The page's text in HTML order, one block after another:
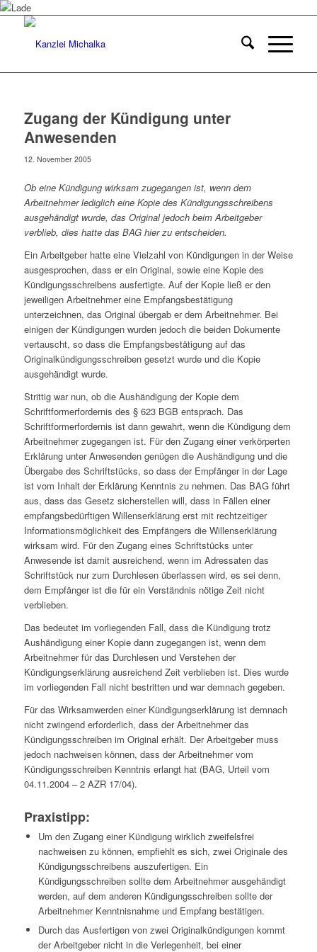
Zugang der Kündigung unter
Anwesenden
12. November 2005
Ob eine Kündigung wirksam zugegangen ist, wenn dem
Arbeitnehmer lediglich eine Kopie des Kündigungsschreibens
ausgehändigt wurde, das Original jedoch beim Arbeitgeber
verblieb, dies hatte das BAG hier zu entscheiden.
Ein Arbeitgeber hatte eine Vielzahl von Kündigungen in der Weise
ausgesprochen, dass er ein Original, sowie eine Kopie des
Kündigungsschreibens ausfertigte. Auf der Kopie ließ er den
jeweiligen Arbeitnehmer eine Empfangsbestätigung
unterzeichnen, das Original übergab er dem Arbeitnehmer. Bei
einigen der Kündigungen wurden jedoch die beiden Dokumente
vertauscht, so dass die Empfangsbestätigung auf das
Originalkündigungsschreiben gesetzt wurde und die Kopie
ausgehändigt wurde.
Strittig war nun, ob die Aushändigung der Kopie dem
Schriftformerfordernis des § 623 BGB entsprach. Das
Schriftformerfordernis ist dann gewahrt, wenn die Kündigung dem
Arbeitnehmer zugegangen ist. Für den Zugang einer verkörperten
Erklärung unter Anwesenden genügen die Aushändigung und die
Übergabe des Schriftstücks, so dass der Empfänger in der Lage
ist vom Inhalt der Erklärung Kenntnis zu nehmen. Das BAG führt
aus, dass das Gesetz sicherstellen will, dass in Fällen einer
empfangsbedürftigen Willenserklärung erst mit rechtzeitiger
Informationsmöglichkeit des Empfängers die Willenserklärung
wirksam wird. Für den Zugang eines Schriftstücks unter
Anwesende ist damit ausreichend, wenn im Adressaten das
Schriftstück nur zum Durchlesen überlassen wird, es sei denn,
dem Empfänger ist die für ein Verständnis nötige Zeit nicht
verblieben.
Das bedeutet im vorliegenden Fall, dass die Kündigung trotz
Aushändigung einer Kopie dann zugegangen ist, wenn dem
Arbeitnehmer für das Durchlesen und Verstehen der
Kündigungserklärung ausreichend Zeit verblieben ist. Dies wurde
im vorliegenden Fall nicht bestritten und war demnach gegeben.
Für das Wirksamwerden einer Kündigungserklärung ist demnach
nicht zwingend erforderlich, dass der Arbeitnehmer das
Kündigungsschreiben im Original erhält. Der Arbeitgeber muss
jedoch nachweisen können, dass der Arbeitnehmer vom
Kündigungsschreiben Kenntnis erlangt hat (BAG, Urteil vom
04.11.2004 – 2 AZR 17/04).
Praxistipp:
Um den Zugang einer Kündigung wirklich zweifelsfrei
nachweisen zu können, empfiehlt es sich, zwei Originale des
Kündigungsschreibens auszufertigen. Ein
Kündigungsschreiben sollte dem Arbeitnehmer ausgehändigt
werden, auf dem anderen Kündigungsschreiben sollte der
Arbeitnehmer Kenntnisnahme und Empfang bestätigen.
Durch das Ausfertigen von zwei Originalkündigungen kommt
der Arbeitgeber nicht in die Verlegenheit, bei einer